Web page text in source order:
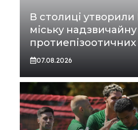
В столиці утворили
міську надзвичайну
протиепізоотичних
07.08.2026